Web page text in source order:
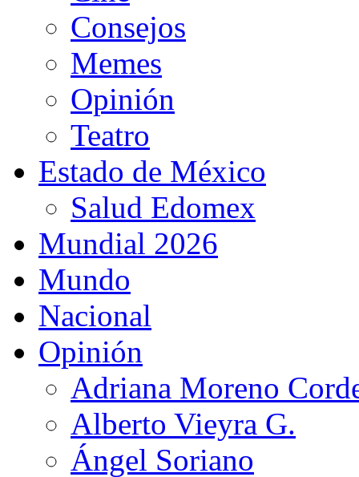
Consejos
Memes
Opinión
Teatro
Estado de México
Salud Edomex
Mundial 2026
Mundo
Nacional
Opinión
Adriana Moreno
Alberto Vieyra G.
Ángel Soriano